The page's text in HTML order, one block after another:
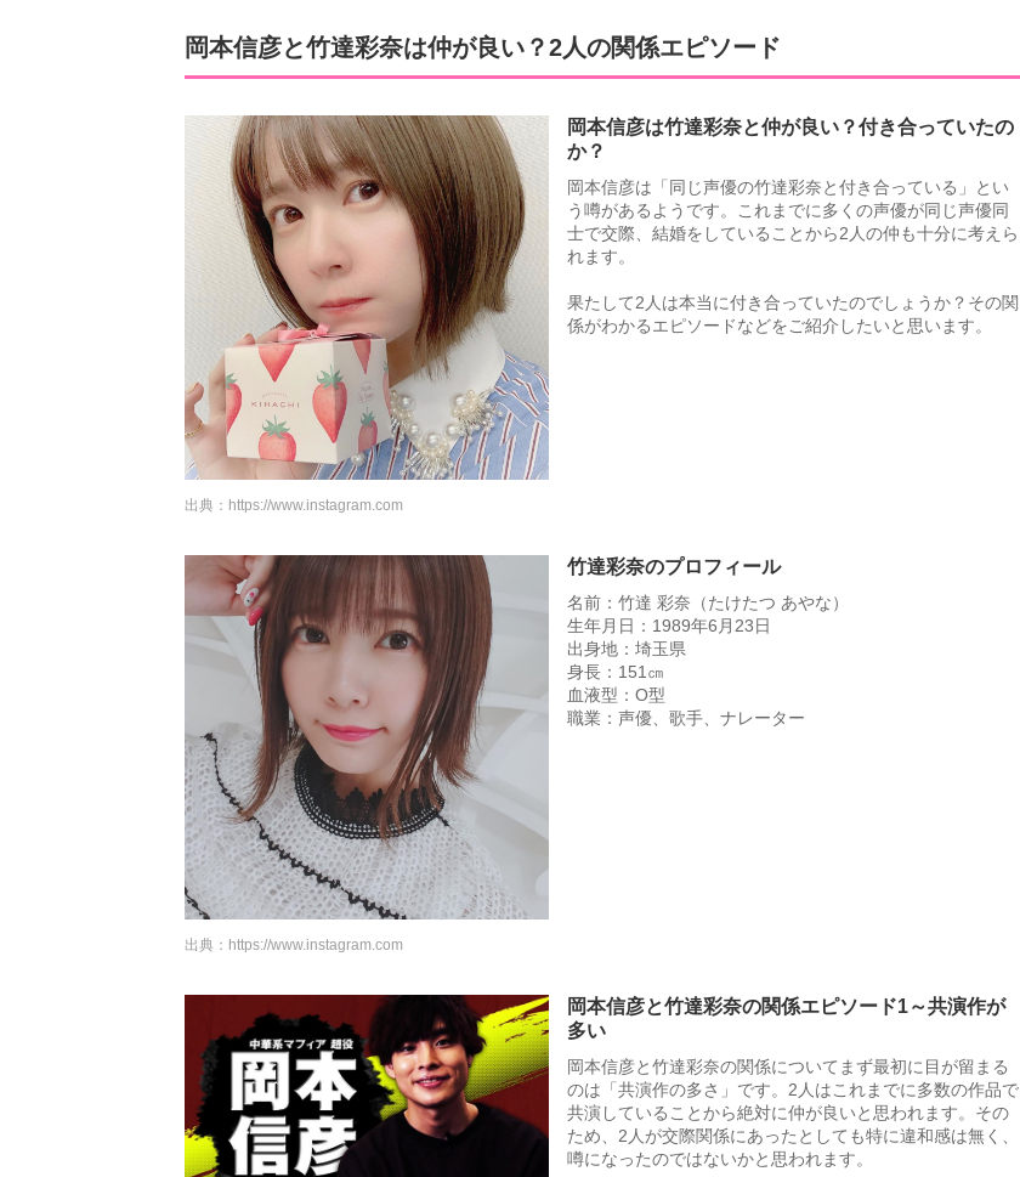
岡本信彦と竹達彩奈は仲が良い？2人の関係エピソード
岡本信彦は竹達彩奈と仲が良い？付き合っていたの
か？
岡本信彦は「同じ声優の竹達彩奈と付き合っている」とい
う噂があるようです。これまでに多くの声優が同じ声優同
士で交際、結婚をしていることから2人の仲も十分に考えら
れます。
果たして2人は本当に付き合っていたのでしょうか？その関
係がわかるエピソードなどをご紹介したいと思います。
出典： https://www.instagram.com
竹達彩奈のプロフィール
名前：竹達 彩奈（たけたつ あやな）
生年月日：1989年6月23日
出身地：埼玉県
身長：151㎝
血液型：O型
職業：声優、歌手、ナレーター
出典： https://www.instagram.com
岡本信彦と竹達彩奈の関係エピソード1～共演作が
多い
岡本信彦と竹達彩奈の関係についてまず最初に目が留まる
のは「共演作の多さ」です。2人はこれまでに多数の作品で
共演していることから絶対に仲が良いと思われます。その
ため、2人が交際関係にあったとしても特に違和感は無く、
噂になったのではないかと思われます。